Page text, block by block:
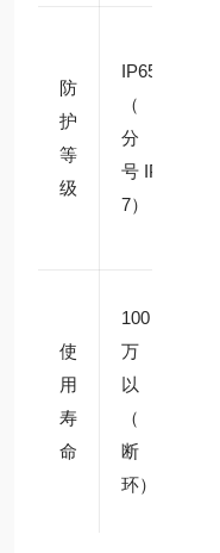
防
护
等
级
IP65
（部
分型
号 IP6
7）
使
用
寿
命
100
万次
以上
（通
断循
环）